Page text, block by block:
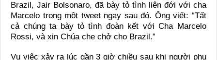
Brazil, Jair Bolsonaro, đã bày tỏ tình liên đới với cha
Marcelo trong một tweet ngay sau đó. Ông viết: “Tất
cả chúng ta bày tỏ tình đoàn kết với Cha Marcelo
Rossi, và xin Chúa che chở cho Brazil.”
Vụ việc xảy ra lúc gần 3 giờ chiều sau khi người phụ